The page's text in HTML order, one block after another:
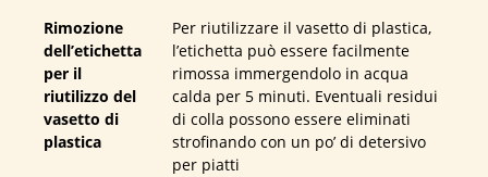
Rimozione
dell’etichetta
per il
riutilizzo del
vasetto di
plastica
Per riutilizzare il vasetto di plastica,
l’etichetta può essere facilmente
rimossa immergendolo in acqua
calda per 5 minuti. Eventuali residui
di colla possono essere eliminati
strofinando con un po’ di detersivo
per piatti